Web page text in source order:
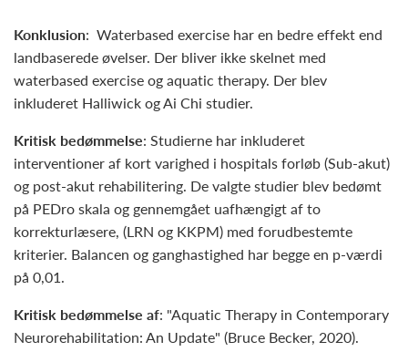
Konklusion: Waterbased exercise har en bedre effekt end
landbaserede øvelser. Der bliver ikke skelnet med
waterbased exercise og aquatic therapy. Der blev
inkluderet Halliwick og Ai Chi studier.
Kritisk bedømmelse: Studierne har inkluderet
interventioner af kort varighed i hospitals forløb (Sub-akut)
og post-akut rehabilitering. De valgte studier blev bedømt
på PEDro skala og gennemgået uafhængigt af to
korrekturlæsere, (LRN og KKPM) med forudbestemte
kriterier. Balancen og ganghastighed har begge en p-værdi
på 0,01.
Kritisk bedømmelse af: "Aquatic Therapy in Contemporary
Neurorehabilitation: An Update" (Bruce Becker, 2020).